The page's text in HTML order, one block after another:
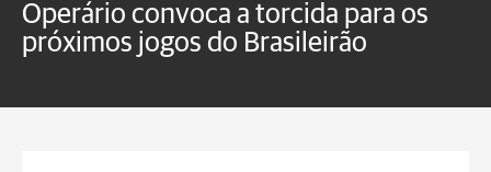
Operário convoca a torcida para os
próximos jogos do Brasileirão